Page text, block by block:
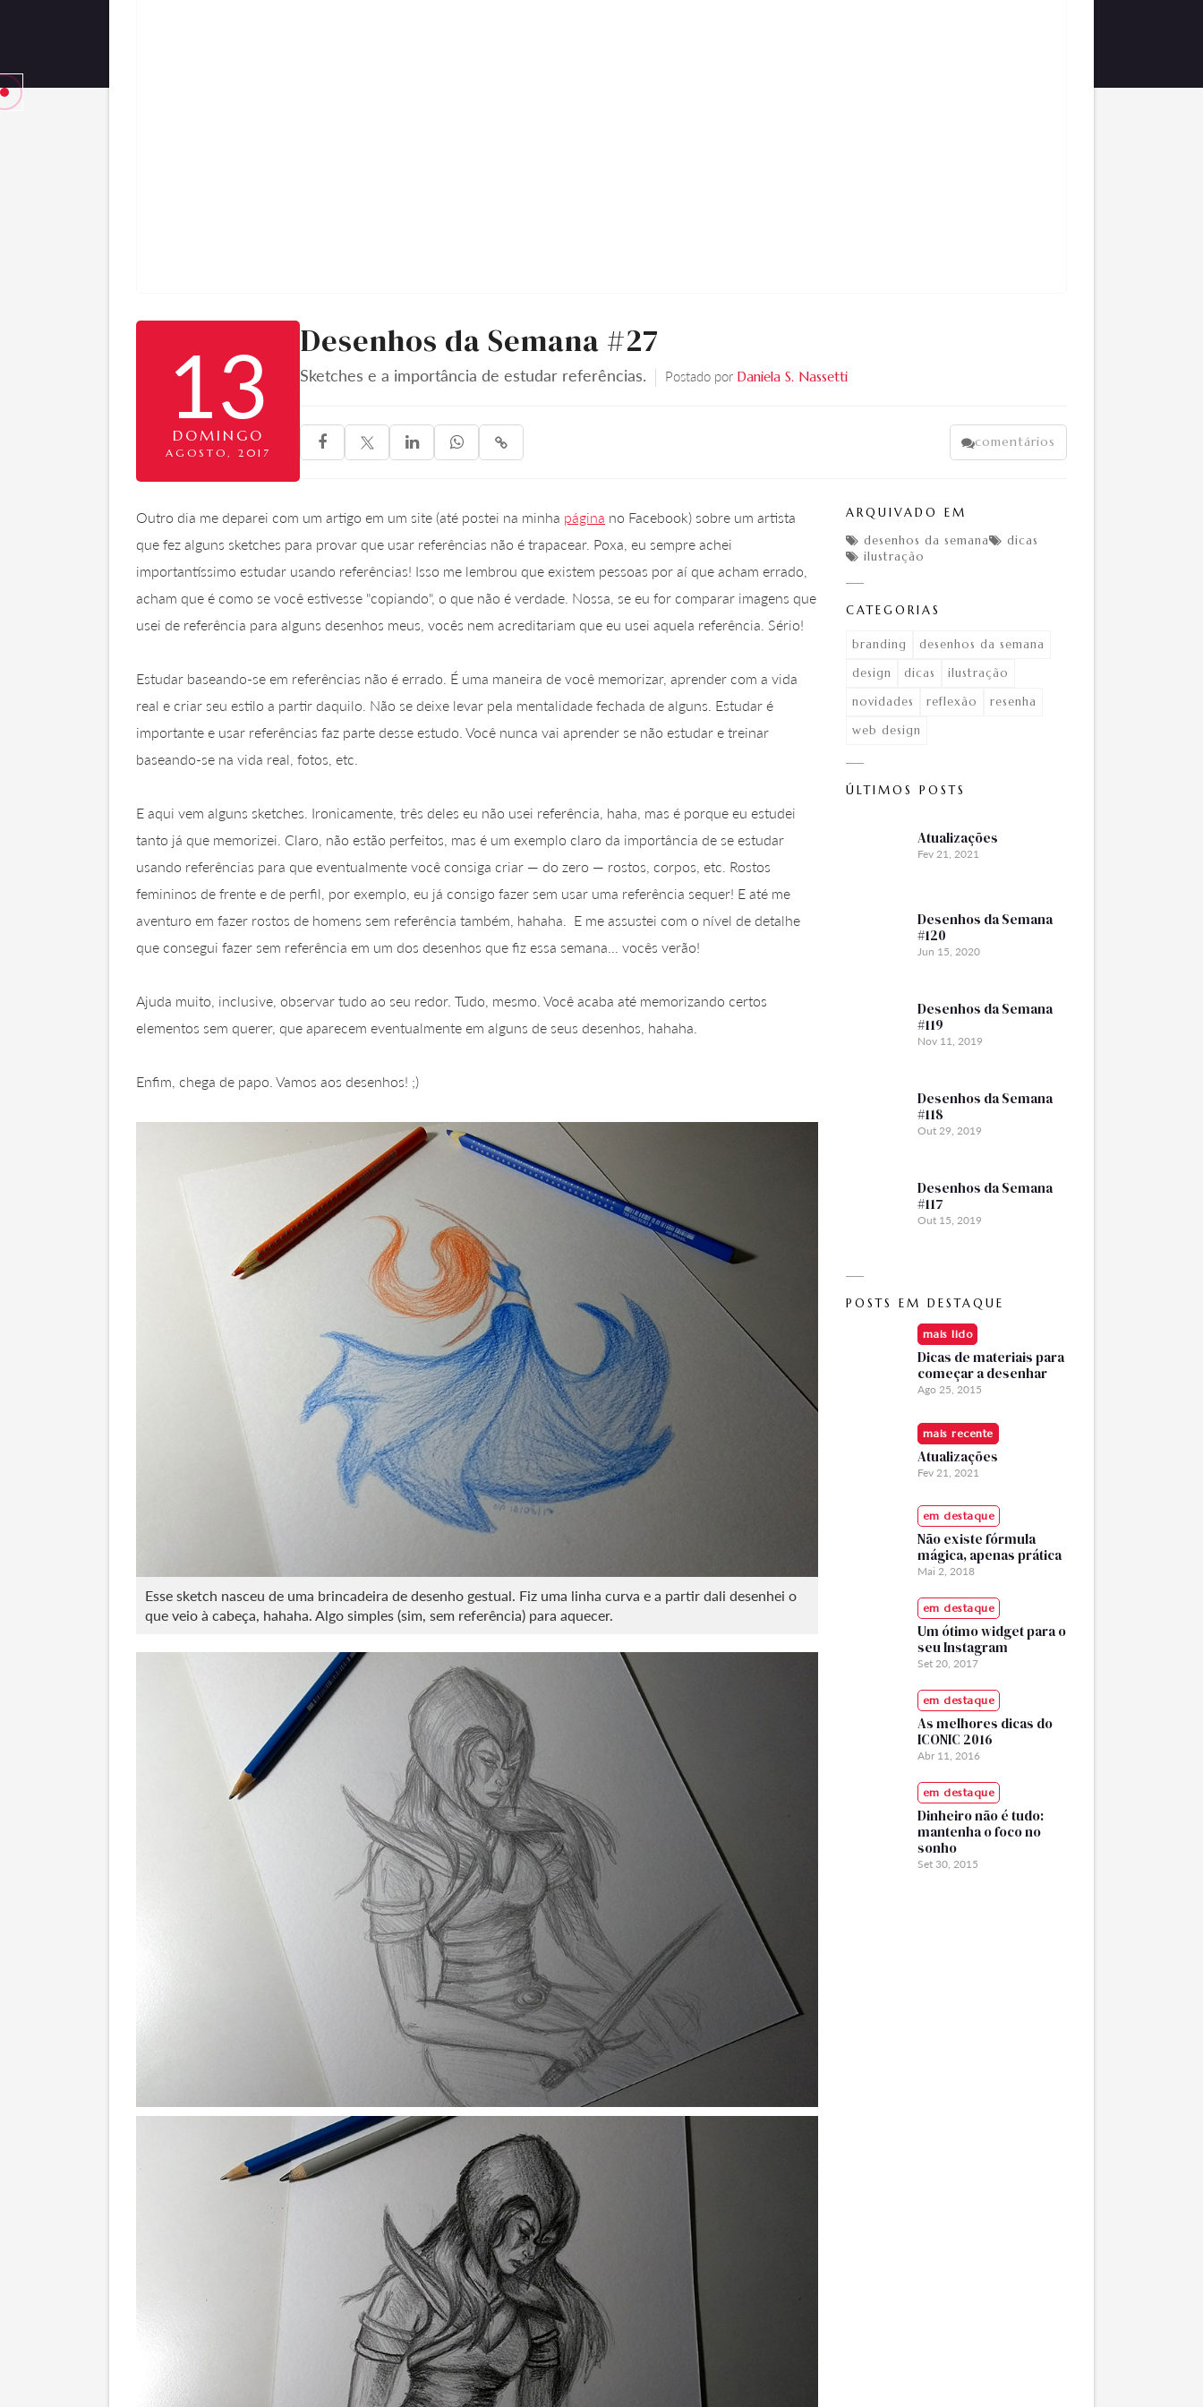
13
DOMINGO
AGOSTO, 2017
Desenhos da Semana #27
Sketches e a importância de estudar referências. Postado por Daniela S. Nassetti
    comentários
Outro dia me deparei com um artigo em um site (até postei na minha página no Facebook) sobre um artista
que fez alguns sketches para provar que usar referências não é trapacear. Poxa, eu sempre achei
importantíssimo estudar usando referências! Isso me lembrou que existem pessoas por aí que acham errado,
acham que é como se você estivesse "copiando", o que não é verdade. Nossa, se eu for comparar imagens que
usei de referência para alguns desenhos meus, vocês nem acreditariam que eu usei aquela referência. Sério!
Estudar baseando-se em referências não é errado. É uma maneira de você memorizar, aprender com a vida
real e criar seu estilo a partir daquilo. Não se deixe levar pela mentalidade fechada de alguns. Estudar é
importante e usar referências faz parte desse estudo. Você nunca vai aprender se não estudar e treinar
baseando-se na vida real, fotos, etc.
E aqui vem alguns sketches. Ironicamente, três deles eu não usei referência, haha, mas é porque eu estudei
tanto já que memorizei. Claro, não estão perfeitos, mas é um exemplo claro da importância de se estudar
usando referências para que eventualmente você consiga criar — do zero — rostos, corpos, etc. Rostos
femininos de frente e de perfil, por exemplo, eu já consigo fazer sem usar uma referência sequer! E até me
aventuro em fazer rostos de homens sem referência também, hahaha. E me assustei com o nível de detalhe
que consegui fazer sem referência em um dos desenhos que fiz essa semana... vocês verão!
Ajuda muito, inclusive, observar tudo ao seu redor. Tudo, mesmo. Você acaba até memorizando certos
elementos sem querer, que aparecem eventualmente em alguns de seus desenhos, hahaha.
Enfim, chega de papo. Vamos aos desenhos! ;)
Esse sketch nasceu de uma brincadeira de desenho gestual. Fiz uma linha curva e a partir dali desenhei o
que veio à cabeça, hahaha. Algo simples (sim, sem referência) para aquecer.
ARQUIVADO EM
 desenhos da semana dicas
 ilustração
CATEGORIAS
branding
desenhos da semana
design
dicas
ilustração
novidades
reflexão
resenha
web design
ÚLTIMOS POSTS
Atualizações
Fev 21, 2021
Desenhos da Semana
#120
Jun 15, 2020
Desenhos da Semana
#119
Nov 11, 2019
Desenhos da Semana
#118
Out 29, 2019
Desenhos da Semana
#117
Out 15, 2019
POSTS EM DESTAQUE
mais lido
Dicas de materiais para
começar a desenhar
Ago 25, 2015
mais recente
Atualizações
Fev 21, 2021
em destaque
Não existe fórmula
mágica, apenas prática
Mai 2, 2018
em destaque
Um ótimo widget para o
seu Instagram
Set 20, 2017
em destaque
As melhores dicas do
ICONIC 2016
Abr 11, 2016
em destaque
Dinheiro não é tudo:
mantenha o foco no
sonho
Set 30, 2015